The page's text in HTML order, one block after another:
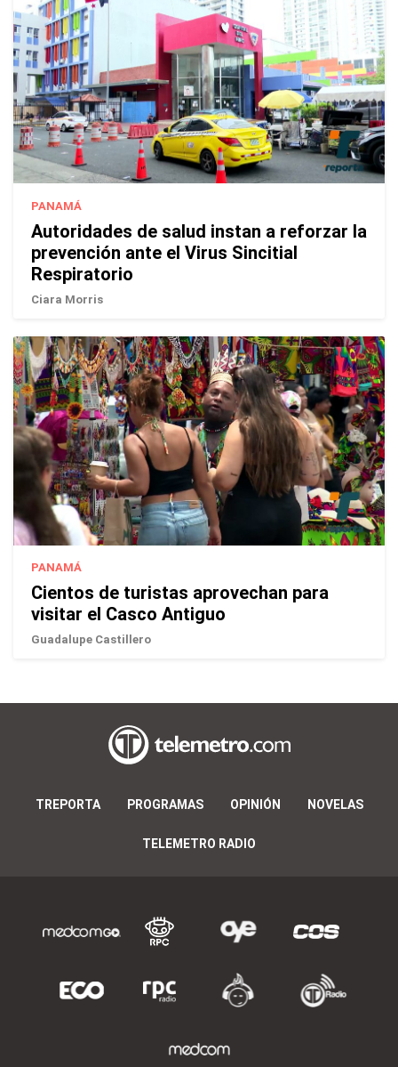
PANAMÁ
Autoridades de salud instan a reforzar la
prevención ante el Virus Sincitial
Respiratorio
Ciara Morris
PANAMÁ
Cientos de turistas aprovechan para
visitar el Casco Antiguo
Guadalupe Castillero
TREPORTA PROGRAMAS OPINIÓN NOVELAS
TELEMETRO RADIO